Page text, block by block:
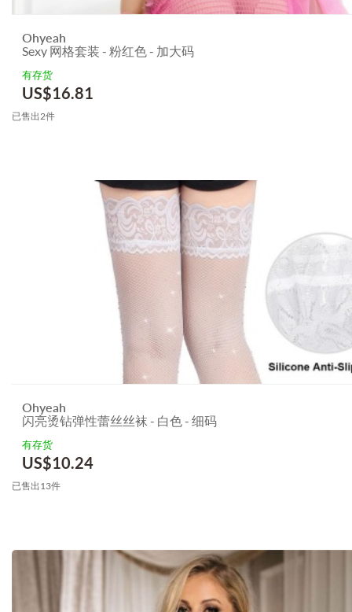
Ohyeah
Sexy 网格套装 - 粉红色 - 加大码
有存货
US$16.81
已售出2件
Ohyeah
闪亮烫钻弹性蕾丝丝袜 - 白色 - 细码
有存货
US$10.24
已售出13件